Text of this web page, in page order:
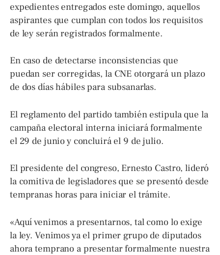
expedientes entregados este domingo, aquellos
aspirantes que cumplan con todos los requisitos
de ley serán registrados formalmente.
En caso de detectarse inconsistencias que
puedan ser corregidas, la CNE otorgará un plazo
de dos días hábiles para subsanarlas.
El reglamento del partido también estipula que la
campaña electoral interna iniciará formalmente
el 29 de junio y concluirá el 9 de julio.
El presidente del congreso, Ernesto Castro, lideró
la comitiva de legisladores que se presentó desde
tempranas horas para iniciar el trámite.
«Aquí venimos a presentarnos, tal como lo exige
la ley. Venimos ya el primer grupo de diputados
ahora temprano a presentar formalmente nuestra